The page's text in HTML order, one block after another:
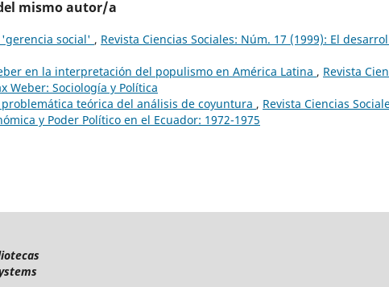
mismo autor/a
'gerencia social' , Revista Ciencias Sociales: Núm. 17 (1999): El
en la interpretación del populismo en América Latina , Revista
Weber: Sociología y Política
problemática teórica del análisis de coyuntura , Revista Ciencias
y Poder Político en el Ecuador: 1972-1975